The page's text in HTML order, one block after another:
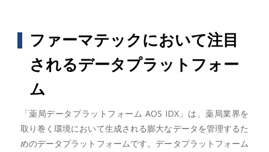
ファーマテックにおいて注目
されるデータプラットフォー
ム
「薬局データプラットフォーム AOS IDX」は、薬局業界を
取り巻く環境において生成される膨大なデータを管理するた
めのデータプラットフォームです。データプラットフォーム